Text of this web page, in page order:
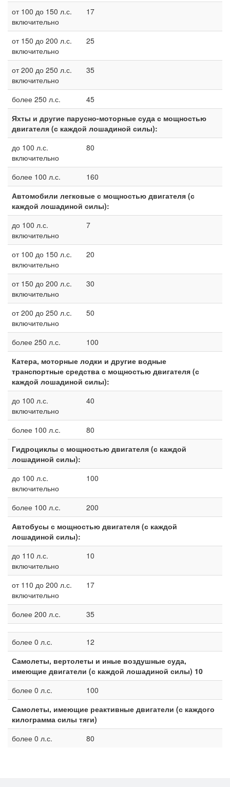
от 100 до 150 л.с.
включительно
17
от 150 до 200 л.с.
включительно
25
от 200 до 250 л.с.
включительно
35
более 250 л.с.
45
Яхты и другие парусно-моторные суда с мощностью
двигателя (с каждой лошадиной силы):
до 100 л.с.
включительно
80
более 100 л.с.
160
Автомобили легковые с мощностью двигателя (с
каждой лошадиной силы):
до 100 л.с.
включительно
7
от 100 до 150 л.с.
включительно
20
от 150 до 200 л.с.
включительно
30
от 200 до 250 л.с.
включительно
50
более 250 л.с.
100
Катера, моторные лодки и другие водные
транспортные средства с мощностью двигателя (с
каждой лошадиной силы):
до 100 л.с.
включительно
40
более 100 л.с.
80
Гидроциклы с мощностью двигателя (с каждой
лошадиной силы):
до 100 л.с.
включительно
100
более 100 л.с.
200
Автобусы с мощностью двигателя (с каждой
лошадиной силы):
до 110 л.с.
включительно
10
от 110 до 200 л.с.
включительно
17
более 200 л.с. 35
более 0 л.с.
12
Самолеты, вертолеты и иные воздушные суда,
имеющие двигатели (с каждой лошадиной силы) 10
более 0 л.с.
100
Самолеты, имеющие реактивные двигатели (с каждого
килограмма силы тяги)
более 0 л.с.
80